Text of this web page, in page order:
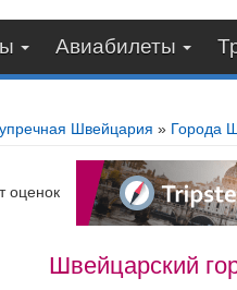
Авиабилеты
Швейцария » Города
оценок
Швейцарский